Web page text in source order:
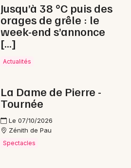
Jusqu’à 38 °C puis des
orages de grêle : le
week-end s’annonce
[…]
Actualités
La Dame de Pierre -
Tournée
Le 07/10/2026
Zénith de Pau
Spectacles